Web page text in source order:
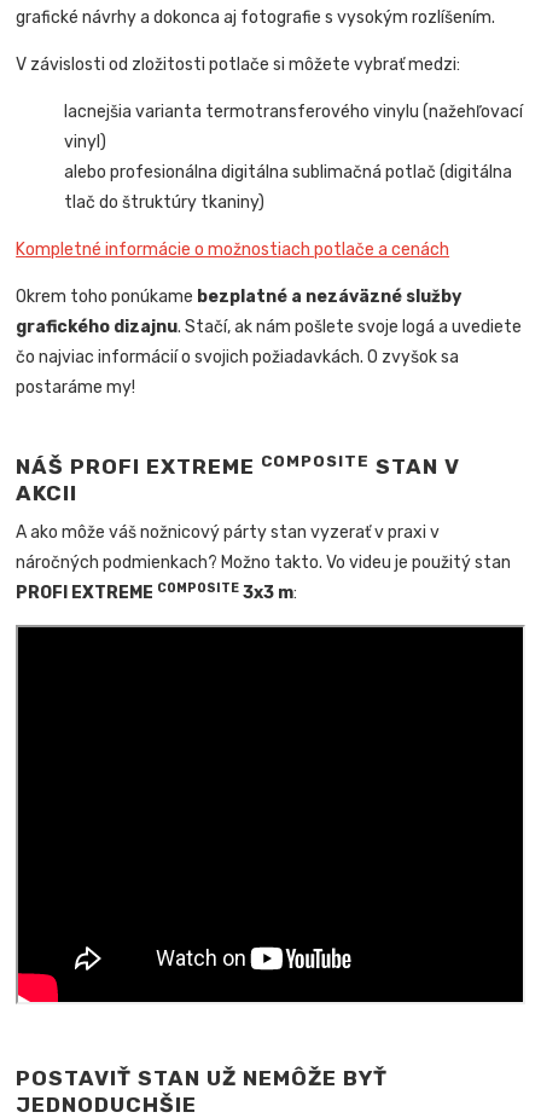
grafické návrhy a dokonca aj fotografie s vysokým rozlíšením.
V závislosti od zložitosti potlače si môžete vybrať medzi:
lacnejšia varianta termotransferového vinylu (nažehľovací
vinyl)
alebo profesionálna digitálna sublimačná potlač (digitálna
tlač do štruktúry tkaniny)
Kompletné informácie o možnostiach potlače a cenách
Okrem toho ponúkame bezplatné a nezáväzné služby
grafického dizajnu. Stačí, ak nám pošlete svoje logá a uvediete
čo najviac informácií o svojich požiadavkách. O zvyšok sa
postaráme my!
NÁŠ PROFI EXTREME COMPOSITE STAN V
AKCII
A ako môže váš nožnicový párty stan vyzerať v praxi v
náročných podmienkach? Možno takto. Vo videu je použitý stan
PROFI EXTREME COMPOSITE 3x3 m:
POSTAVIŤ STAN UŽ NEMÔŽE BYŤ
JEDNODUCHŠIE